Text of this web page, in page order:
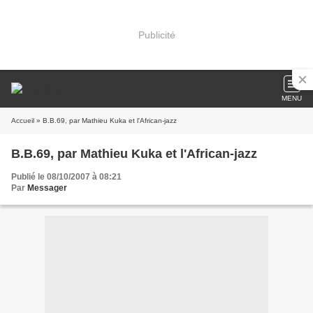
Publicité
MENU
Accueil » B.B.69, par Mathieu Kuka et l'African-jazz
B.B.69, par Mathieu Kuka et l'African-jazz
Publié le 08/10/2007 à 08:21
Par Messager